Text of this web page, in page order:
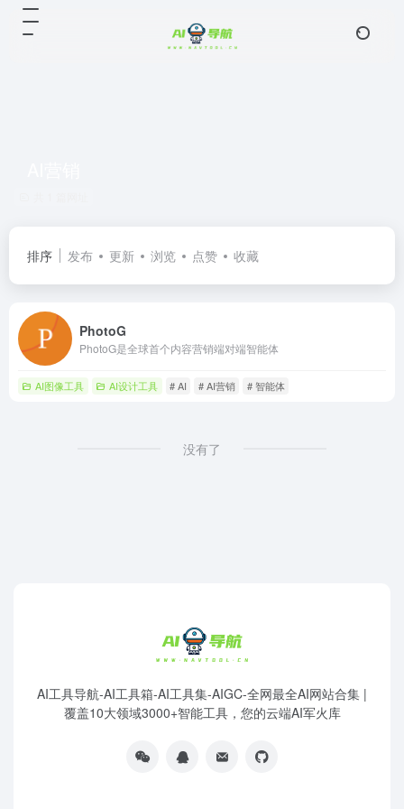
排序 发布 更新 浏览 点赞 收藏
PhotoG
PhotoG是全球首个内容营销端对端智能体
AI图像工具 AI设计工具 # AI # AI营销 # 智能体
没有了
AI工具导航-AI工具箱-AI工具集-AIGC-全网最全AI网站合集 |
覆盖10大领域3000+智能工具，您的云端AI军火库